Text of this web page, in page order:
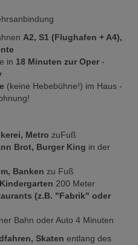
A2, S1 (Flughafen + A4),
in 18 Minuten zur Oper -
(keine Hebebühne!) im Haus -
Metro zuFuß
Brot, Burger King in der
Banken zu Fuß
200 Meter
(z.B. "Fabrik" oder
Bahn oder Auto 4 Minuten
Skaten entlang des